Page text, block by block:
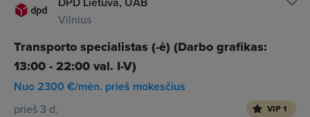
Vilnius
Transporto specialistas (-ė) (Darbo grafikas:
13:00 - 22:00 val. I-V)
Nuo 2300 €/mėn. prieš mokesčius
prieš 3 d. VIP 1